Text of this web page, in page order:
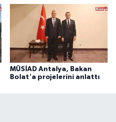
MÜSİAD Antalya, Bakan
Bolat'a projelerini anlattı